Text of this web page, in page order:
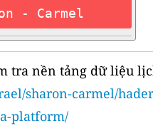
- Carmel
tra nền tảng dữ liệu
sharon-carmel/
platform/